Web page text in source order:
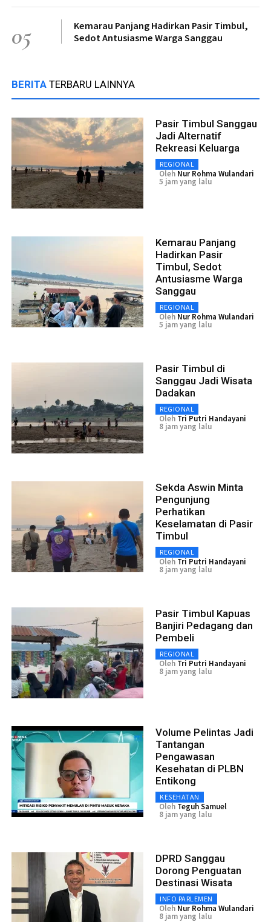
05
Kemarau Panjang Hadirkan Pasir Timbul,
Sedot Antusiasme Warga Sanggau
BERITA TERBARU LAINNYA
Pasir Timbul Sanggau
Jadi Alternatif
Rekreasi Keluarga
REGIONAL
Oleh Nur Rohma Wulandari
5 jam yang lalu
Kemarau Panjang
Hadirkan Pasir
Timbul, Sedot
Antusiasme Warga
Sanggau
REGIONAL
Oleh Nur Rohma Wulandari
5 jam yang lalu
Pasir Timbul di
Sanggau Jadi Wisata
Dadakan
REGIONAL
Oleh Tri Putri Handayani
8 jam yang lalu
Sekda Aswin Minta
Pengunjung
Perhatikan
Keselamatan di Pasir
Timbul
REGIONAL
Oleh Tri Putri Handayani
8 jam yang lalu
Pasir Timbul Kapuas
Banjiri Pedagang dan
Pembeli
REGIONAL
Oleh Tri Putri Handayani
8 jam yang lalu
Volume Pelintas Jadi
Tantangan
Pengawasan
Kesehatan di PLBN
Entikong
KESEHATAN
Oleh Teguh Samuel
8 jam yang lalu
DPRD Sanggau
Dorong Penguatan
Destinasi Wisata
INFO PARLEMEN
Oleh Nur Rohma Wulandari
8 jam yang lalu